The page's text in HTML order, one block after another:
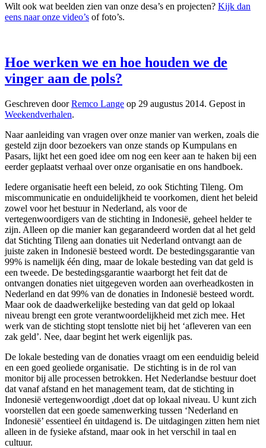
Wilt ook wat beelden zien van onze desa’s en projecten? Kijk dan
eens naar onze video’s of foto’s.
Hoe werken we en hoe houden we de
vinger aan de pols?
Geschreven doorRemco Lange op 29 augustus 2014. Gepost in
Weekendverhalen.
Naar aanleiding van vragen over onze manier van werken, zoals die
gesteld zijn door bezoekers van onze stands op Kumpulans en
Pasars, lijkt het een goed idee om nog een keer aan te haken bij een
eerder geplaatst verhaal over onze organisatie en ons handboek.
Iedere organisatie heeft een beleid, zo ook Stichting Tileng. Om
miscommunicatie en onduidelijkheid te voorkomen, dient het beleid
zowel voor het bestuur in Nederland, als voor de
vertegenwoordigers van de stichting in Indonesië, geheel helder te
zijn. Alleen op die manier kan gegarandeerd worden dat al het geld
dat Stichting Tileng aan donaties uit Nederland ontvangt aan de
juiste zaken in Indonesië besteed wordt. De bestedingsgarantie van
99% is namelijk één ding, maar de lokale besteding van dat geld is
een tweede. De bestedingsgarantie waarborgt het feit dat de
ontvangen donaties niet uitgegeven worden aan overheadkosten in
Nederland en dat 99% van de donaties in Indonesië besteed wordt.
Maar ook de daadwerkelijke besteding van dat geld op lokaal
niveau brengt een grote verantwoordelijkheid met zich mee. Het
werk van de stichting stopt tenslotte niet bij het ‘afleveren van een
zak geld’. Nee, daar begint het werk eigenlijk pas.
De lokale besteding van de donaties vraagt om een eenduidig beleid
en een goed geoliede organisatie. De stichting is in de rol van
monitor bij alle processen betrokken. Het Nederlandse bestuur doet
dat vanaf afstand en het management team, dat de stichting in
Indonesië vertegenwoordigt ,doet dat op lokaal niveau. U kunt zich
voorstellen dat een goede samenwerking tussen ‘Nederland en
Indonesië’ essentieel én uitdagend is. De uitdagingen zitten hem niet
alleen in de fysieke afstand, maar ook in het verschil in taal en
cultuur.